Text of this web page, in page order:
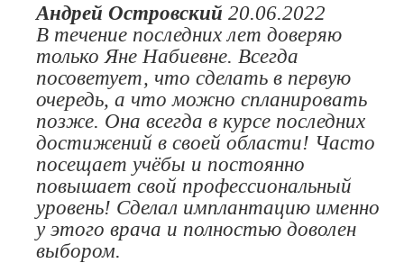
Андрей Островский 20.06.2022
В течение последних лет доверяю
только Яне Набиевне. Всегда
посоветует, что сделать в первую
очередь, а что можно спланировать
позже. Она всегда в курсе последних
достижений в своей области! Часто
посещает учёбы и постоянно
повышает свой профессиональный
уровень! Сделал имплантацию именно
у этого врача и полностью доволен
выбором.